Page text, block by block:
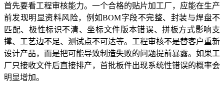
首先要看工程审核能力。一个合格的贴片加工厂，应能在生产
前发现明显资料风险，例如BOM字段不完整、封装与焊盘不
匹配、极性标识不清、坐标文件版本错误、拼板方式影响支
撑、工艺边不足、测试点不可达等。工程审核不是替客户重新
设计产品，而是把可能导致制造失败的问题提前暴露。如果工
厂只接收文件后直接排产，首批板件出现系统性错误的概率会
明显增加。